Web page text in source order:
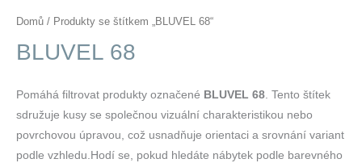
Domů / Produkty se štítkem „BLUVEL 68“
BLUVEL 68
Pomáhá filtrovat produkty označené BLUVEL 68 . Tento štítek
sdružuje kusy se společnou vizuální charakteristikou nebo
povrchovou úpravou, což usnadňuje orientaci a srovnání variant
podle vzhledu.Hodí se, pokud hledáte nábytek podle barevného